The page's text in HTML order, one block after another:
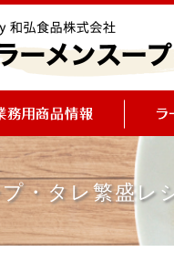
・タレ繁盛レ